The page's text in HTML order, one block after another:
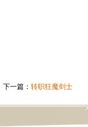
下一篇： 转职狂魔剑士